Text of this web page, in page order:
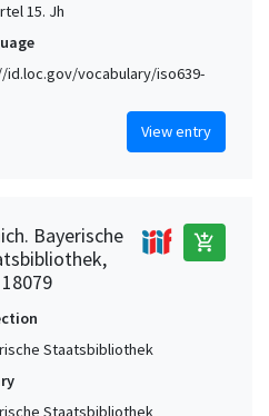
15. Jh
id.loc.gov/vocabulary/iso639-
View entry
Bayerische
add_shopping_cart
Staatsbibliothek
Staatsbibliothek